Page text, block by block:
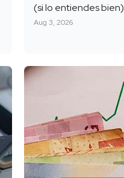
(si lo entiendes bien)
Aug 3, 2026